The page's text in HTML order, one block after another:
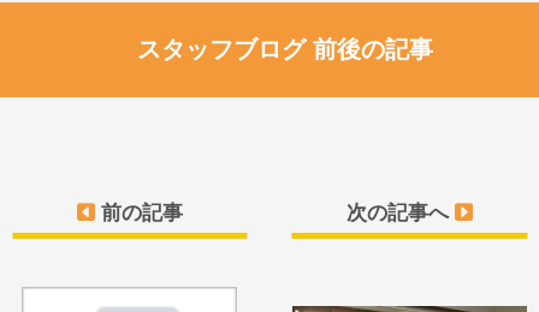
スタッフブログ 前後の記事
前の記事 次の記事へ